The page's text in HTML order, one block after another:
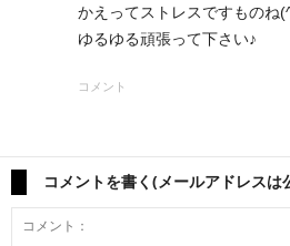
かえってストレスですものね
ゆるゆる頑張って下さい♪
コメント
コメントを書く(メールアドレスは